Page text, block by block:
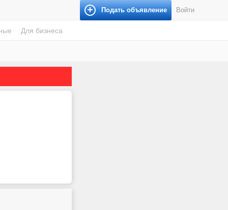
Подать объявление Войти
Для бизнеса